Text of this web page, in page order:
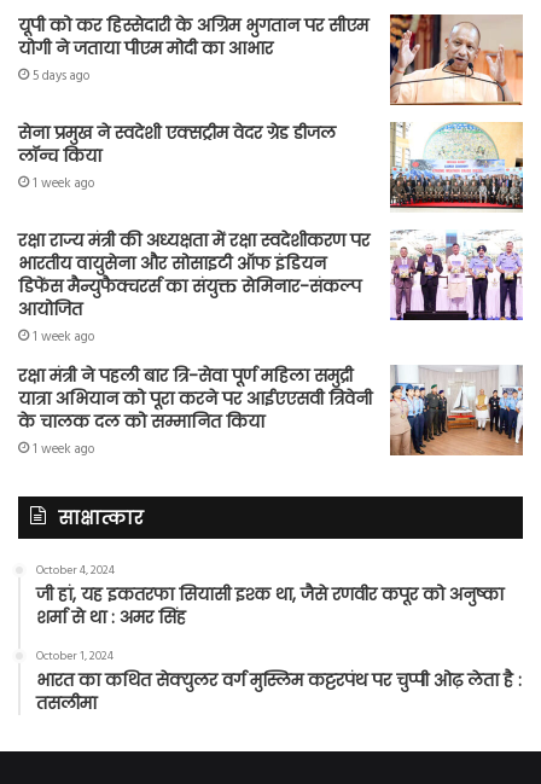
यूपी को कर हिस्सेदारी के अग्रिम भुगतान पर सीएम
योगी ने जताया पीएम मोदी का आभार
5 days ago
सेना प्रमुख ने स्वदेशी एक्सट्रीम वेदर ग्रेड डीजल
लॉन्च किया
1 week ago
रक्षा राज्य मंत्री की अध्यक्षता में रक्षा स्वदेशीकरण पर
भारतीय वायुसेना और सोसाइटी ऑफ इंडियन
डिफेंस मैन्युफैक्चरर्स का संयुक्त सेमिनार-संकल्प
आयोजित
1 week ago
रक्षा मंत्री ने पहली बार त्रि-सेवा पूर्ण महिला समुद्री
यात्रा अभियान को पूरा करने पर आईएएसवी त्रिवेनी
के चालक दल को सम्मानित किया
1 week ago
साक्षात्कार
October 4, 2024
जी हां, यह इकतरफा सियासी इश्क था, जैसे रणवीर कपूर को अनुष्का
शर्मा से था : अमर सिंह
October 1, 2024
भारत का कथित सेक्युलर वर्ग मुस्लिम कट्टरपंथ पर चुप्पी ओढ़ लेता है :
तसलीमा